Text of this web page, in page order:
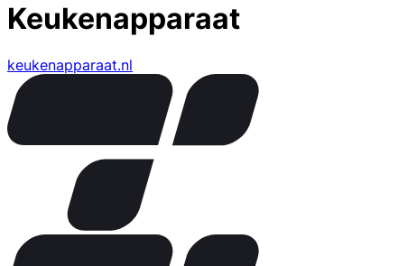
Keukenapparaat
keukenapparaat.nl